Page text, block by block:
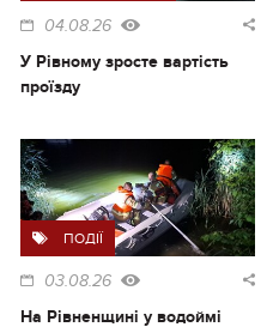
04.08.26
У Рівному зросте вартість
проїзду
ПОДІЇ
03.08.26
На Рівненщині у водоймі